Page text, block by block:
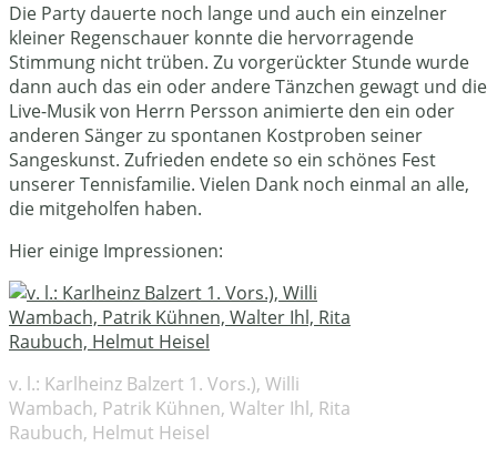
Die Party dauerte noch lange und auch ein einzelner
kleiner Regenschauer konnte die hervorragende
Stimmung nicht trüben. Zu vorgerückter Stunde wurde
dann auch das ein oder andere Tänzchen gewagt und die
Live-Musik von Herrn Persson animierte den ein oder
anderen Sänger zu spontanen Kostproben seiner
Sangeskunst. Zufrieden endete so ein schönes Fest
unserer Tennisfamilie. Vielen Dank noch einmal an alle,
die mitgeholfen haben.
Hier einige Impressionen:
v. l.: Karlheinz Balzert 1. Vors.), Willi
Wambach, Patrik Kühnen, Walter Ihl, Rita
Raubuch, Helmut Heisel